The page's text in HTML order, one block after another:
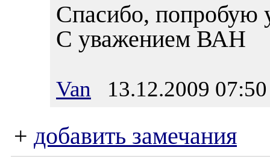
Спасибо, попробую
С уважением ВАН
Van 13.12.2009 07:50
+ добавить замечания